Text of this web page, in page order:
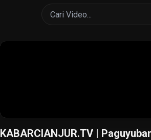
KABARCIANJUR.TV |